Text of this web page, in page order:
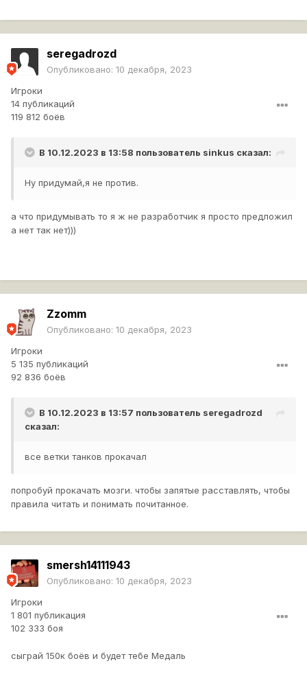
seregadrozd
Опубликовано: 10 декабря, 2023
Игроки
14 публикаций
119 812 боёв
В 10.12.2023 в 13:58 пользователь sinkus сказал:
Ну придумай,я не против.
а что придумывать то я ж не разработчик я просто предложил
а нет так нет)))
Zzomm
Опубликовано: 10 декабря, 2023
Игроки
5 135 публикаций
92 836 боёв
В 10.12.2023 в 13:57 пользователь seregadrozd
сказал:
все ветки танков прокачал
попробуй прокачать мозги. чтобы запятые расставлять, чтобы
правила читать и понимать почитанное.
smersh14111943
Опубликовано: 10 декабря, 2023
Игроки
1 801 публикация
102 333 боя
сыграй 150к боёв и будет тебе Медаль